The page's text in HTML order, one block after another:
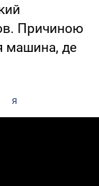
Причиною
машина, де